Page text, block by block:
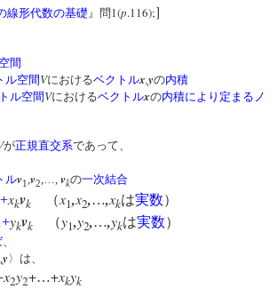
線形代数の基礎 』問1(p.116);]
間
ル空間Vにおけるベクトルx,yの内積
ル空間Vにおけるベクトルxの内積により定まるノ
が正規直交系であって、
ルv1,v2,…, vkの一次結合
+xkvk （x1,x2,…,xkは実数）
+ykvk （y1,y2,…,ykは実数）
、
,y 〉は、
x2y2+…+xkyk